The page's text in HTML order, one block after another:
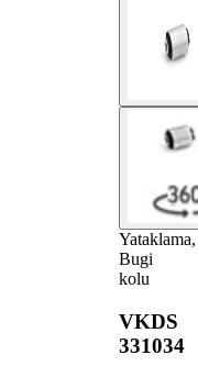
Yataklama,
Bugi
kolu
VKDS
331034